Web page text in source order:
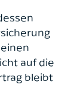
auf die
bleibt